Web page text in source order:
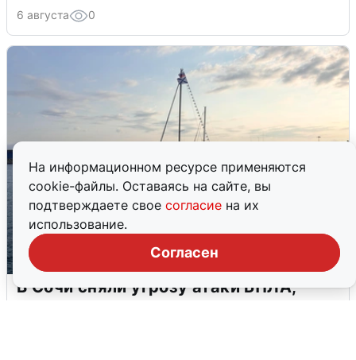
На информационном ресурсе применяются
cookie-файлы. Оставаясь на сайте, вы
подтверждаете свое согласие на их
использование.
Согласен
6 августа 0
В Сочи сняли угрозу атаки БПЛА,